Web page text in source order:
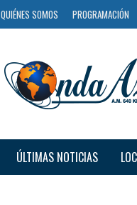
QUIÉNES SOMOS PROGRAMACIÓN
ÚLTIMAS NOTICIAS